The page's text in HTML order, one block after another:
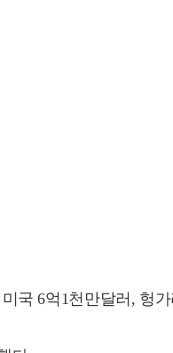
국 6억1천만달러, 헝